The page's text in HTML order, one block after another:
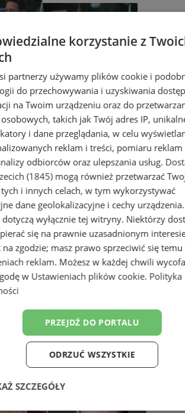
wyborów: W Chorzowie
Trzaskowski!
korzystanie z
partnerzy używamy plików cookie i
do przechowywania i uzyskiwania
na Twoim urządzeniu oraz do
takich jak Twój adres IP,
i dane przeglądania, w celu
reklam i treści, pomiaru reklam
odbiorców oraz ulepszania usług.
(1845)mogą również przetwarzać
i innych celach, w tym wykorzystywać
dane geolokalizacyjne i cechy
wyłącznie tej witryny. Niektórzy
się na prawnie uzasadnionym
na zgodzie; masz prawo sprzeciwić się temu
reklam. Możesz w każdej chwili
w Ustawieniach plików cookie. Polityka
PRZEJDŹ DO PORTALU
ODRZUĆ WSZYSTKIE
SZCZEGÓŁY